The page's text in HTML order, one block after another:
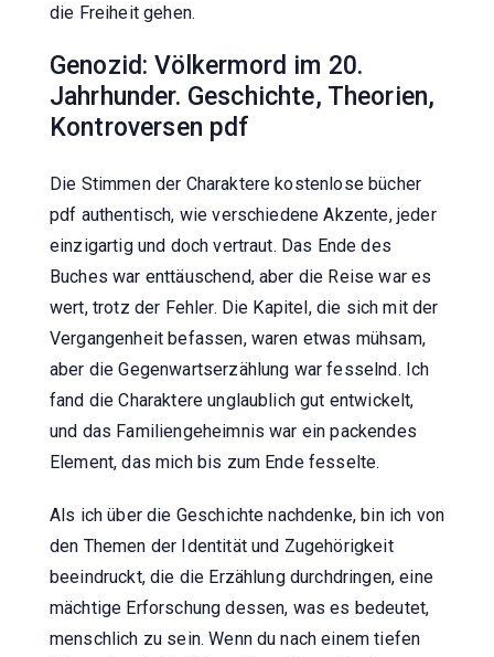
die Freiheit gehen.
Genozid: Völkermord im 20.
Jahrhunder. Geschichte, Theorien,
Kontroversen pdf
Die Stimmen der Charaktere kostenlose bücher
pdf authentisch, wie verschiedene Akzente, jeder
einzigartig und doch vertraut. Das Ende des
Buches war enttäuschend, aber die Reise war es
wert, trotz der Fehler. Die Kapitel, die sich mit der
Vergangenheit befassen, waren etwas mühsam,
aber die Gegenwartserzählung war fesselnd. Ich
fand die Charaktere unglaublich gut entwickelt,
und das Familiengeheimnis war ein packendes
Element, das mich bis zum Ende fesselte.
Als ich über die Geschichte nachdenke, bin ich von
den Themen der Identität und Zugehörigkeit
beeindruckt, die die Erzählung durchdringen, eine
mächtige Erforschung dessen, was es bedeutet,
menschlich zu sein. Wenn du nach einem tiefen